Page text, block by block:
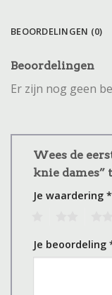
BEOORDELINGEN (0)
Beoordelingen
Er zijn nog geen
Wees de
knie dames”
Je waardering *
Je beoordeling